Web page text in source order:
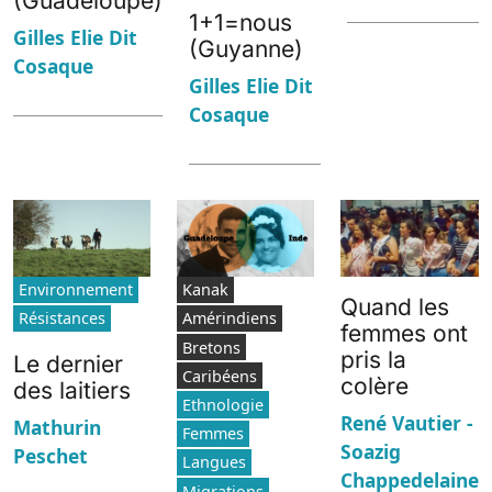
Gilles Elie Dit
Cosaque
1+1=nous
(Guyanne)
Gilles Elie Dit
Cosaque
Environnement
Résistances
Le dernier
des laitiers
Mathurin
Peschet
Kanak
Amérindiens
Bretons
Caribéens
Ethnologie
Femmes
Langues
Quand les
femmes ont
pris la
colère
René Vautier -
Soazig
Chappedelaine